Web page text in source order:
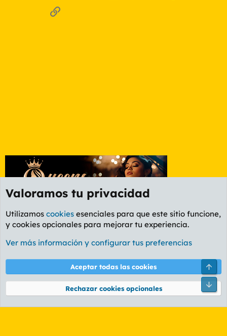
Enlace
Foro General
Cookies
PL OLDSTYLE AMARILLO
Términos y reglas Política de privacidad Ayuda
Community platform by XenForo® © 2010-2026 XenForo Ltd.
Valoramos tu privacidad
Utilizamos cookies esenciales para que este sitio funcione,
y cookies opcionales para mejorar tu experiencia.
Ver más información y configurar tus preferencias
Aceptar todas las cookies
Rechazar cookies opcionales
Pie